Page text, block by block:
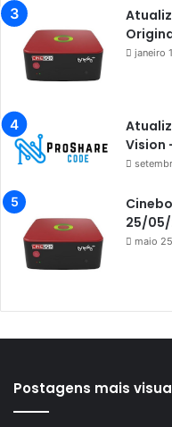
Azamerica
Azamerica
Azamerica
Azamerica
Azamerica
Azamerica
janeiro
Vision
25/
maio
Postagens mais